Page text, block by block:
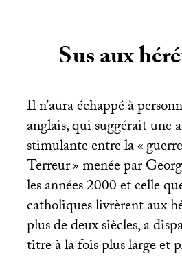
Sus aux
Il n’aura échappé à
anglais, qui suggérait une
stimulante entre la «
Terreur» menée par
les années 2000 et celle
catholiques livrèrent aux
plus de deux siècles, a
titre à la fois plus large